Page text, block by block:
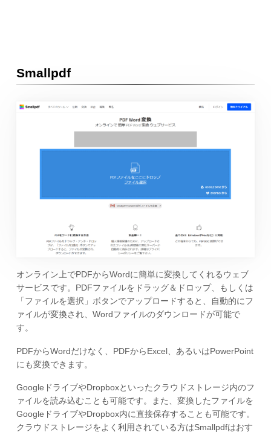
Smallpdf
オンライン上でPDFからWordに簡単に変換してくれるウェブ
サービスです。PDFファイルをドラッグ＆ドロップ、もしくは
「ファイルを選択」ボタンでアップロードすると、自動的にフ
ァイルが変換され、Wordファイルのダウンロードが可能で
す。
PDFからWordだけなく、PDFからExcel、あるいはPowerPoint
にも変換できます。
GoogleドライブやDropboxといったクラウドストレージ内のフ
ァイルを読み込むことも可能です。また、変換したファイルを
GoogleドライブやDropbox内に直接保存することも可能です。
クラウドストレージをよく利用されている方はSmallpdfはおす